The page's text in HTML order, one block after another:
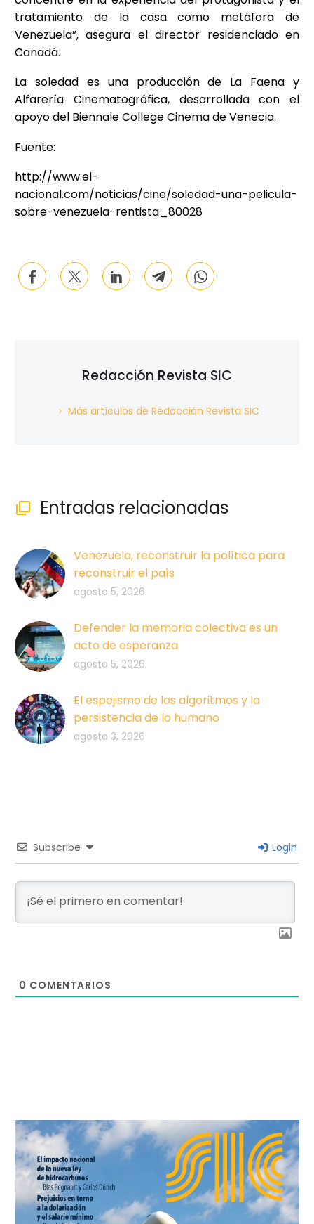
tratamiento de la casa como metáfora de
Venezuela”, asegura el director residenciado en
Canadá.
La soledad es una producción de La Faena y
Alfarería Cinematográfica, desarrollada con el
apoyo del Biennale College Cinema de Venecia.
Fuente:
http://www.el-
nacional.com/noticias/cine/soledad-una-pelicula-
sobre-venezuela-rentista_80028
Redacción Revista SIC
Más artículos de Redacción Revista SIC
 Entradas relacionadas
Venezuela, reconstruir la política para
reconstruir el país
agosto 5, 2026
Defender la memoria colectiva es un
acto de esperanza
agosto 5, 2026
El espejismo de los algoritmos y la
persistencia de lo humano
agosto 3, 2026
Subscribe Login
0 COMENTARIOS